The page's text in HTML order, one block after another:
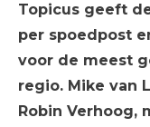
Topicus geeft
per spoedpost
voor de meest
regio. Mike van
Robin Verhoog,